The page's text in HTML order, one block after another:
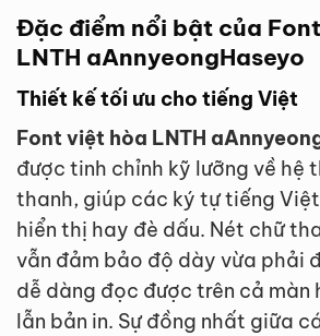
Đặc điểm nổi bật của
LNTH aAnnyeongHaseyo
Thiết kế tối ưu cho tiếng Việt
Font việt hòa LNTH
được tinh chỉnh kỹ lưỡng về hệ
thanh, giúp các ký tự tiếng
hiển thị hay đè dấu. Nét chữ
vẫn đảm bảo độ dày vừa phải
dễ dàng đọc được trên cả màn
lẫn bản in. Sự đồng nhất giữa